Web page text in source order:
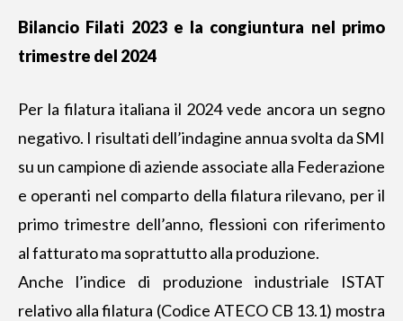
Bilancio Filati 2023 e la congiuntura nel primo
trimestre del 2024
Per la filatura italiana il 2024 vede ancora un segno
negativo. I risultati dell’indagine annua svolta da SMI
su un campione di aziende associate alla Federazione
e operanti nel comparto della filatura rilevano, per il
primo trimestre dell’anno, flessioni con riferimento
al fatturato ma soprattutto alla produzione.
Anche l’indice di produzione industriale ISTAT
relativo alla filatura (Codice ATECO CB 13.1) mostra